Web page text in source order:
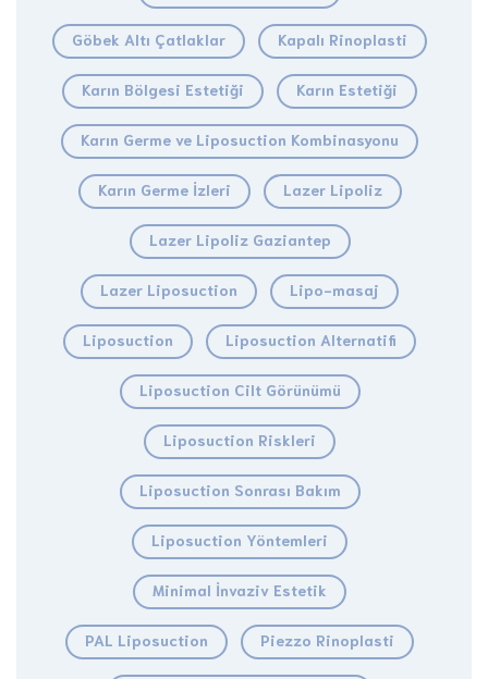
Göbek Altı Çatlaklar Kapalı Rinoplasti
Karın Bölgesi Estetiği Karın Estetiği
Karın Germe ve Liposuction Kombinasyonu
Karın Germe İzleri Lazer Lipoliz
Lazer Lipoliz Gaziantep
Lazer Liposuction Lipo-masaj
Liposuction Liposuction Alternatifi
Liposuction Cilt Görünümü
Liposuction Riskleri
Liposuction Sonrası Bakım
Liposuction Yöntemleri
Minimal İnvaziv Estetik
PAL Liposuction Piezzo Rinoplasti